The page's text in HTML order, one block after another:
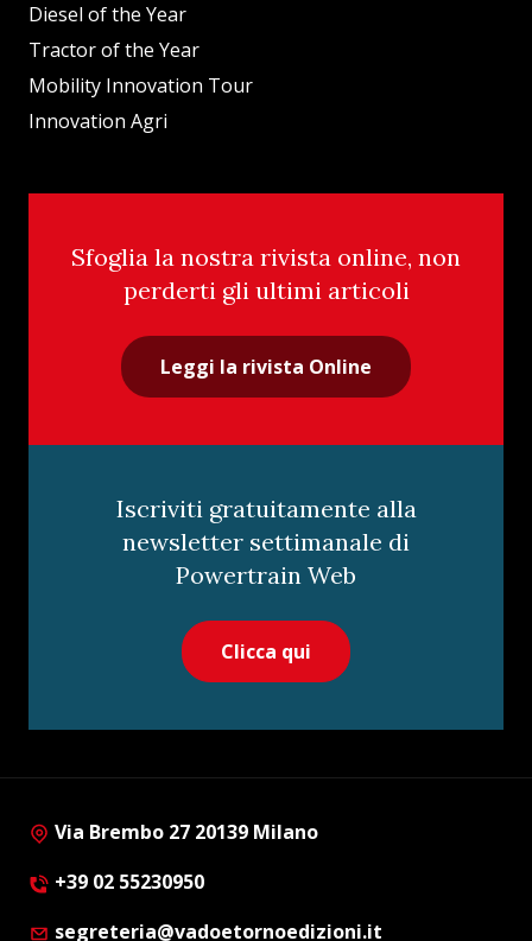
Diesel of the Year
Tractor of the Year
Mobility Innovation Tour
Innovation Agri
Sfoglia la nostra rivista online, non
perderti gli ultimi articoli
Leggi la rivista Online
Iscriviti gratuitamente alla
newsletter settimanale di
Powertrain Web
Clicca qui
Via Brembo 27 20139 Milano
+39 02 55230950
segreteria@vadoetornoedizioni.it